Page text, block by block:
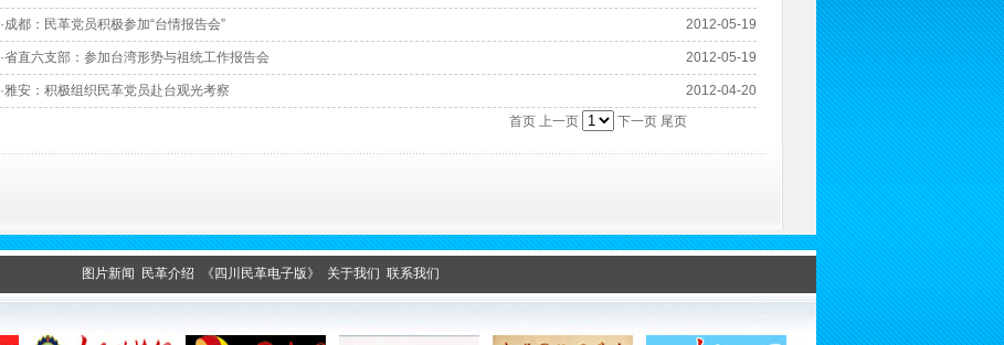
·成都：民革党员积极参加“台情报告会” 2012-05-19
·省直六支部：参加台湾形势与祖统工作报告会 2012-05-19
·雅安：积极组织民革党员赴台观光考察
2012-04-20
首页 上一页
下一页 尾页
图片新闻 民革介绍 《四川民革电子版》 关于我们 联系我们